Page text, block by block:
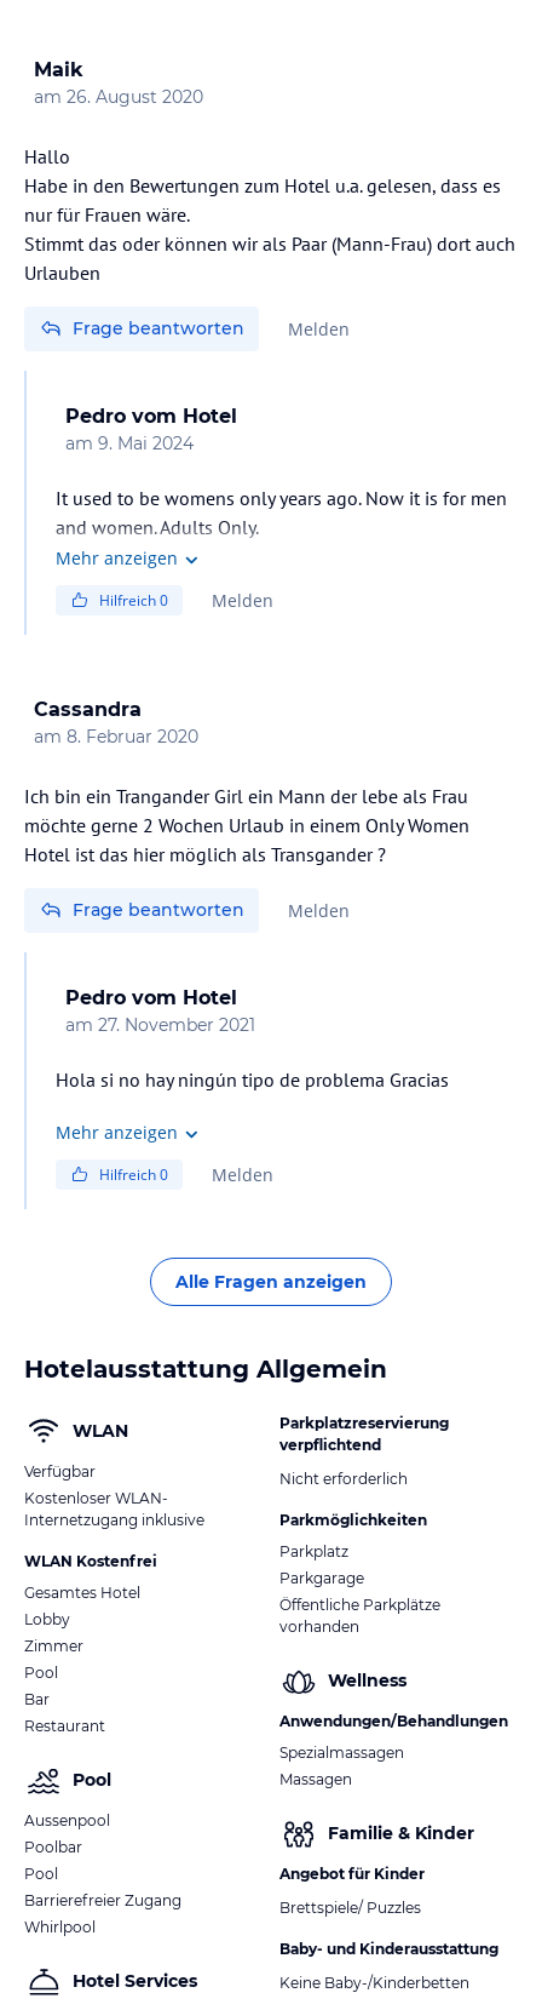
Maik
am 26. August 2020
Hallo
Habe in den Bewertungen zum Hotel u.a. gelesen, dass es
nur für Frauen wäre.
Stimmt das oder können wir als Paar (Mann-Frau) dort auch
Urlauben
Frage beantworten Melden
Pedro vom Hotel
am 9. Mai 2024
It used to be womens only years ago. Now it is for men
and women. Adults Only.
Mehr anzeigen
Hilfreich0 Melden
Cassandra
am 8. Februar 2020
Ich bin ein Trangander Girl ein Mann der lebe als Frau
möchte gerne 2 Wochen Urlaub in einem Only Women
Hotel ist das hier möglich als Transgander ?
Frage beantworten Melden
Pedro vom Hotel
am 27. November 2021
Hola si no hay ningún tipo de problema Gracias
Mehr anzeigen
Hilfreich0 Melden
Alle Fragen anzeigen
Hotelausstattung Allgemein
WLAN
Verfügbar
Kostenloser WLAN-
Internetzugang inklusive
WLAN Kostenfrei
Gesamtes Hotel
Lobby
Zimmer
Pool
Bar
Restaurant
Pool
Aussenpool
Poolbar
Pool
Barrierefreier Zugang
Whirlpool
Hotel Services
Parkplatzreservierung
verpflichtend
Nicht erforderlich
Parkmöglichkeiten
Parkplatz
Parkgarage
Öffentliche Parkplätze
vorhanden
Wellness
Anwendungen/Behandlungen
Spezialmassagen
Massagen
Familie & Kinder
Angebot für Kinder
Brettspiele/ Puzzles
Baby- und Kinderausstattung
Keine Baby-/Kinderbetten